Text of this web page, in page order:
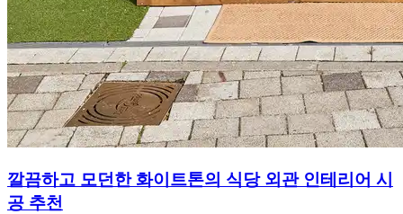
깔끔하고 모던한 화이트톤의 식당 외관 인테리어 시
공 추천